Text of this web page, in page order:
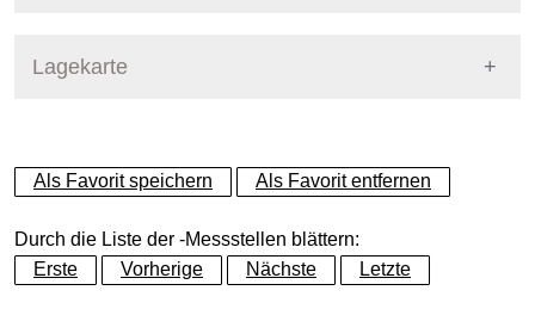
Lagekarte
+
−
Als Favorit speichern Als Favorit entfernen
Durch die Liste der -Messstellen blättern:
Erste
Vorherige Nächste Letzte